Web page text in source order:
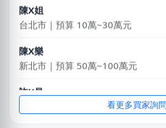
陳X姐
台北市｜預算 10萬~30萬元
陳X樂
新北市｜預算 50萬~100萬元
許X昌
台中市｜預算 10萬元以下看更多買家詢問